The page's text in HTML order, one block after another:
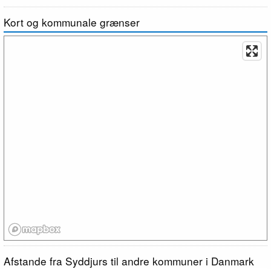
Kort og kommunale grænser
Afstande fra Syddjurs til andre kommuner i Danmark